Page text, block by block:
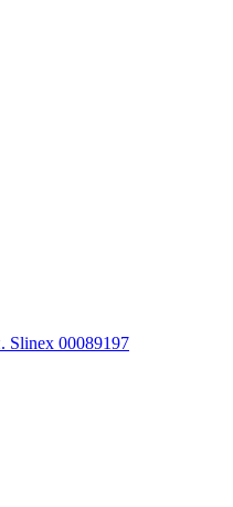
Slinex 00089197